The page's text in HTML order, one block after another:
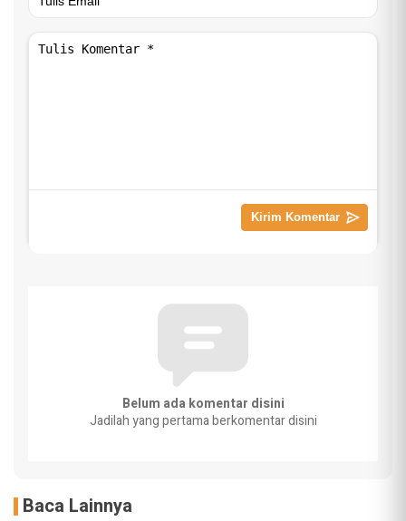
Belum ada komentar disini
Jadilah yang pertama berkomentar disini
Baca Lainnya